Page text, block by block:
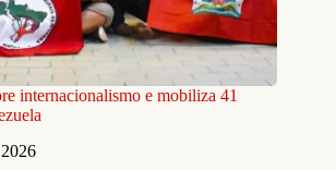
internacionalismo e mobiliza 41